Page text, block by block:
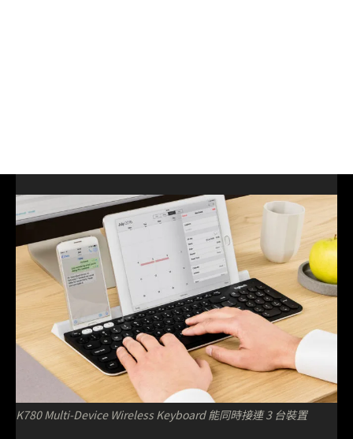
K780 Multi-Device Wireless Keyboard 能同時接連 3 台裝置